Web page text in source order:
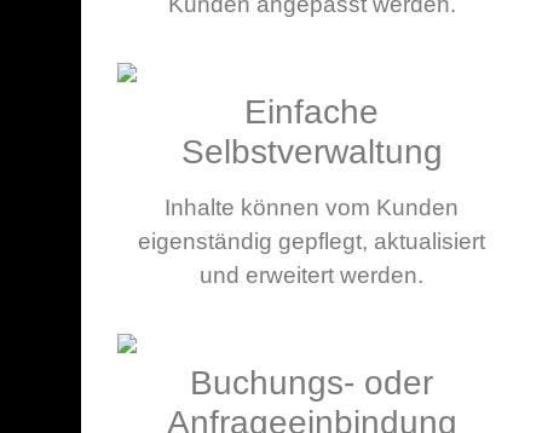
Einfache
Selbstverwaltung
Inhalte können vom Kunden
eigenständig gepflegt, aktualisiert
und erweitert werden.
Buchungs- oder
Anfrageeinbindung